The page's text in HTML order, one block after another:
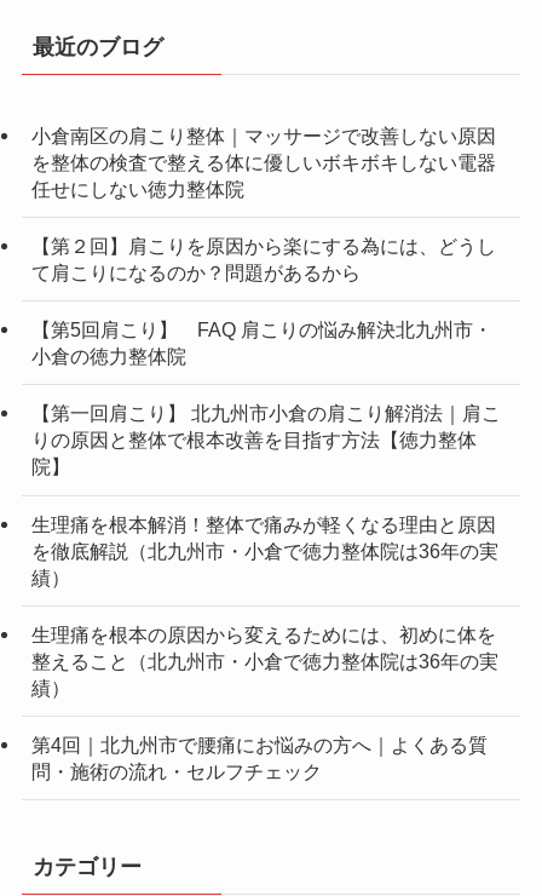
【プライバシーポリシー】（北九州市・小倉で徳力整
体院は36年の実績）
【アクセス 料金 定休日 施術時間】（北九州市小倉南
区と小倉北区の徳力整体院
最近のブログ
小倉南区の肩こり整体｜マッサージで改善しない原因
を整体の検査で整える体に優しいボキボキしない電器
任せにしない徳力整体院
【第２回】肩こりを原因から楽にする為には、どうし
て肩こりになるのか？問題があるから
【第5回肩こり】 FAQ 肩こりの悩み解決北九州市・
小倉の徳力整体院
【第一回肩こり】 北九州市小倉の肩こり解消法｜肩こ
りの原因と整体で根本改善を目指す方法【徳力整体
院】
生理痛を根本解消！整体で痛みが軽くなる理由と原因
を徹底解説（北九州市・小倉で徳力整体院は36年の実
績）
整えること（北九州市・小倉で徳力整体院は36年の実